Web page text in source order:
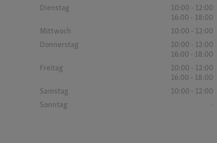
Dienstag
10:00 - 12:00
16:00 - 18:00
Mittwoch
10:00 - 12:00
Donnerstag
10:00 - 12:00
16:00 - 18:00
Freitag
10:00 - 12:00
16:00 - 18:00
Samstag
10:00 - 12:00
Sonntag
-